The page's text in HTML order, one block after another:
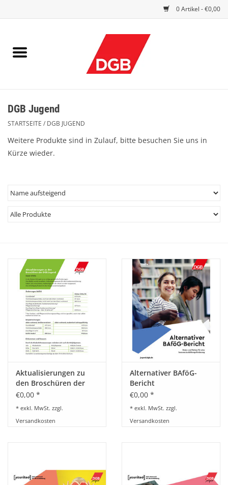
0 Artikel - €0,00
EINBLICK
DGB FRAUEN
1. MAI
TARIFWENDE
INITIATIVE „MENSCH“
GEWERKSCHAFTEN FÜR DEN
VEREINBARKEIT GESTALTEN
DGB Jugend
STARTSEITE / DGB JUGEND
Weitere Produkte sind in Zulauf, bitte besuchen Sie uns in
Kürze wieder.
Aktualisierungen zu
den Broschüren der
DGB Jugend für
€0,00 *
* exkl. MwSt. zzgl.
Versandkosten
Alternativer BAföG-
Bericht
€0,00 *
* exkl. MwSt. zzgl.
Versandkosten